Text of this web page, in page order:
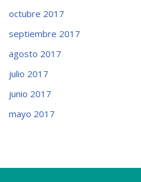
octubre 2017
septiembre 2017
agosto 2017
julio 2017
junio 2017
mayo 2017